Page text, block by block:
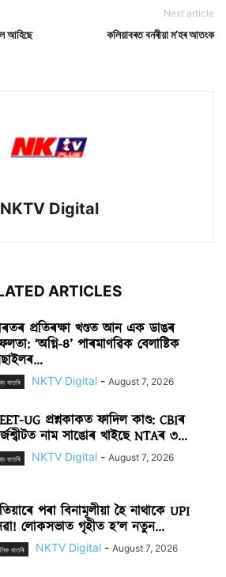
আহিছে
Next article
কলিয়াবৰত বনৰীয়া ম’হৰ আতংক
NKTV Digital
ARTICLES
প্ৰতিৰক্ষা খণ্ডত আন এক ডাঙৰ
‘অগ্নি-৪’ পাৰমাণৱিক বেলাষ্টিক
বাতৰি NKTV Digital - August 7, 2026
UG প্ৰশ্নকাকত ফাদিল কাণ্ড: CBIৰ
নাম সাঙোৰ খাইছে NTAৰ ৩...
বাতৰি NKTV Digital - August 7, 2026
পৰা বিনামূলীয়া হৈ নাথাকে UPI
লোকসভাত গৃহীত হ’ল নতুন...
বাতৰি NKTV Digital - August 7, 2026